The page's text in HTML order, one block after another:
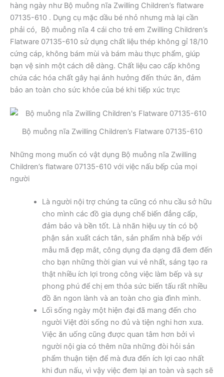
hàng ngày như Bộ muỗng nĩa Zwilling Children’s flatware
07135-610 . Dụng cụ mặc dầu bé nhỏ nhưng mà lại cần
phải có, Bộ muỗng nĩa 4 cái cho trẻ em Zwilling Children’s
Flatware 07135-610 sử dụng chất liệu thép không gỉ 18/10
cứng cáp, không bám mùi và bám màu thực phẩm, giúp
bạn vệ sinh một cách dễ dàng. Chất liệu cao cấp không
chứa các hóa chất gây hại ảnh hưởng đến thức ăn, đảm
bảo an toàn cho sức khỏe của bé khi tiếp xúc trực
Bộ muỗng nĩa Zwilling Children’s Flatware 07135-610
Những mong muốn có vật dụng Bộ muỗng nĩa Zwilling
Children’s flatware 07135-610 với việc nấu bếp của mọi
người
Là người nội trợ chúng ta cũng có nhu cầu sở hữu
cho mình các đồ gia dụng chế biến đẳng cấp,
đảm bảo và bền tốt. Là nhãn hiệu uy tín có bộ
phận sản xuất cách tân, sản phẩm nhà bếp với
mẫu mã đẹp mắt, công dụng đa dạng đã đem đến
cho bạn những thời gian vui vẻ nhất, sáng tạo ra
thật nhiều ích lợi trong công việc làm bếp và sự
phong phú để chị em thỏa sức biến tấu rất nhiều
đồ ăn ngon lành và an toàn cho gia đình mình.
Lối sống ngày một hiện đại đã mang đến cho
người Việt đời sống no đủ và tiện nghi hơn xưa.
Việc ăn uống cũng được quan tâm hơn bởi vì
người nội gia có thêm nữa những đòi hỏi sản
phẩm thuận tiện để mà đưa đến ích lợi cao nhất
khi đun nấu, vì vậy việc đem lại an toàn và sạch sẽ